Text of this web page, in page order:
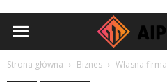
Aipuw.pl
Strona główna Biznes Własna firma